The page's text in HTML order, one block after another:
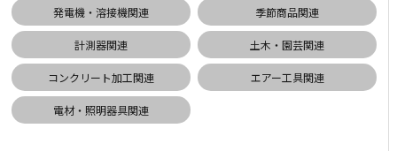
発電機・溶接機関連 季節商品関連
計測器関連 土木・園芸関連
コンクリート加工関連 エアー工具関連
電材・照明器具関連